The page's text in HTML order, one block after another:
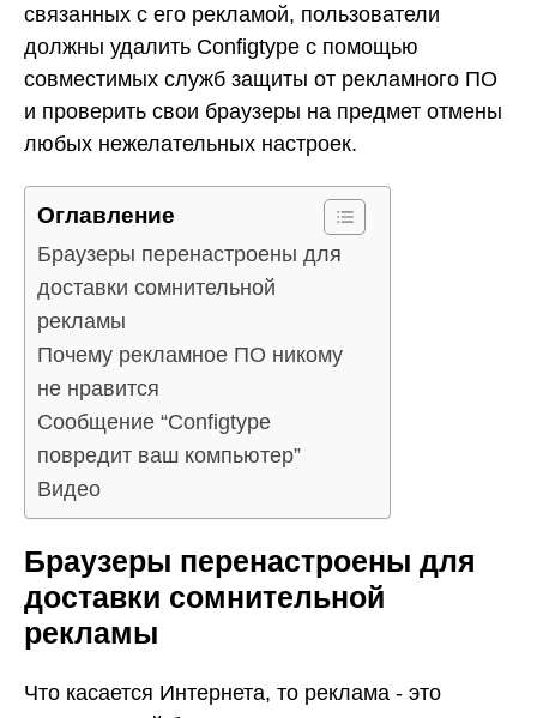
связанных с его рекламой, пользователи
должны удалить Configtype с помощью
совместимых служб защиты от рекламного ПО
и проверить свои браузеры на предмет отмены
любых нежелательных настроек.
Оглавление
Браузеры перенастроены для
доставки сомнительной
рекламы
Почему рекламное ПО никому
не нравится
Сообщение “Configtype
повредит ваш компьютер”
Видео
Браузеры перенастроены для
доставки сомнительной
рекламы
Что касается Интернета, то реклама - это